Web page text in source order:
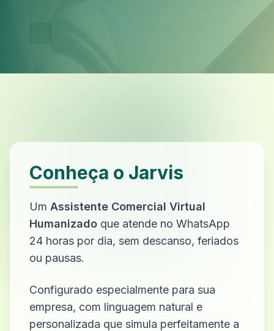
Conheça o Jarvis
Um Assistente Comercial Virtual
Humanizado que atende no WhatsApp
24 horas por dia, sem descanso, feriados
ou pausas.
Configurado especialmente para sua
empresa, com linguagem natural e
personalizada que simula perfeitamente a